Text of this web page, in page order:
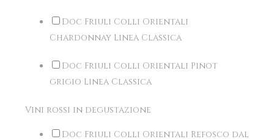
Doc Friuli Colli Orientali
Chardonnay Linea Classica
Doc Friuli Colli Orientali Pinot
grigio Linea Classica
Vini rossi in degustazione
Doc Friuli Colli Orientali Refosco dal